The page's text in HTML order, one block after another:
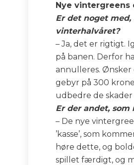
Nye
Er det noget
vinterhalvåret?
– Ja, det er rigtigt.
på banen. Derfor
annulleres. Ønsker
gebyr på 300
udbedre de
Er der andet,
– De nye
’kasse’, som
høre dette, og
spillet færdigt, og